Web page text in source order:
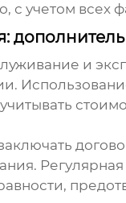
с учетом всех
и